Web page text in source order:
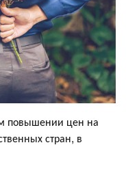
повышении цен на
стран, в